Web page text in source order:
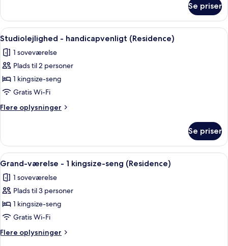
-
handicapvenligt
-
kingsize-
handicapvenligt
Se priser
Indlæs
alle
billeder
af
Studiolejlighed
-
handicapvenligt
(Residence)
Et moderne hotelværelse med en
5
Studiolejlighed - handicapvenligt (Residence)
1 soveværelse
Plads til 2 personer
1 kingsize-seng
Gratis Wi-Fi
Flere oplysninger
Flere
-
handicapvenligt
(Residence)
Se priser
Indlæs
alle
billeder
af
Grand-
værelse
-
1
En moderne stue med sofa,
7
Grand-værelse - 1 kingsize-seng (Residence)
1 soveværelse
Plads til 3 personer
1 kingsize-seng
Gratis Wi-Fi
Flere oplysninger
Flere